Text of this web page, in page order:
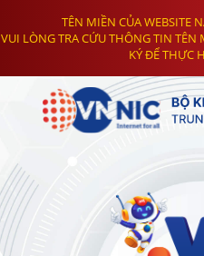
TÊN MIỀN CỦA WEBSITE
VUI LÒNG TRA CỨU THÔNG TIN TÊN
KÝ ĐỂ THỰC